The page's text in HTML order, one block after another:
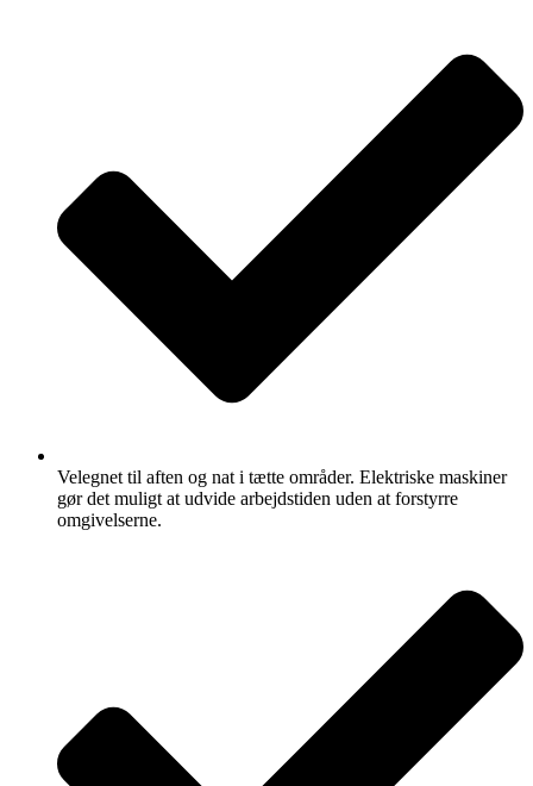
Velegnet til aften og nat i tætte områder. Elektriske maskiner
gør det muligt at udvide arbejdstiden uden at forstyrre
omgivelserne.